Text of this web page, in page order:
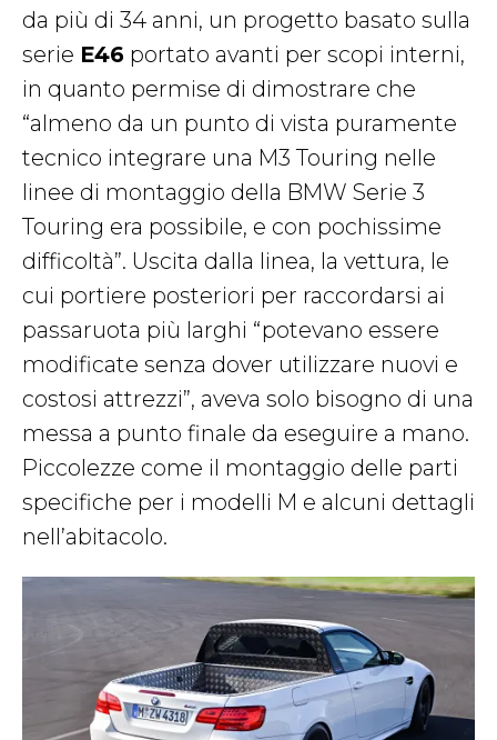
da più di 34 anni, un progetto basato sulla
serie E46 portato avanti per scopi interni,
in quanto permise di dimostrare che
“almeno da un punto di vista puramente
tecnico integrare una M3 Touring nelle
linee di montaggio della BMW Serie 3
Touring era possibile, e con pochissime
difficoltà”. Uscita dalla linea, la vettura, le
cui portiere posteriori per raccordarsi ai
passaruota più larghi “potevano essere
modificate senza dover utilizzare nuovi e
costosi attrezzi”, aveva solo bisogno di una
messa a punto finale da eseguire a mano.
Piccolezze come il montaggio delle parti
specifiche per i modelli M e alcuni dettagli
nell’abitacolo.